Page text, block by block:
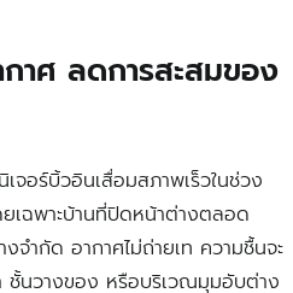
กาศ ลดการสะสมของ
จอร์บิ้วอินเสื่อมสภาพเร็วในช่วง
เฉพาะบ้านที่ปิดหน้าต่างตลอด
จำกัด อากาศไม่ถ่ายเท ความชื้นจะ
ชั้นวางของ หรือบริเวณมุมอับต่าง